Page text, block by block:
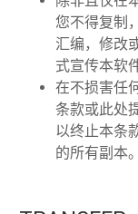
您不得复制
汇编，修改
式宣传本软
在不损害任
条款或此处
以终止本条
的所有副本。